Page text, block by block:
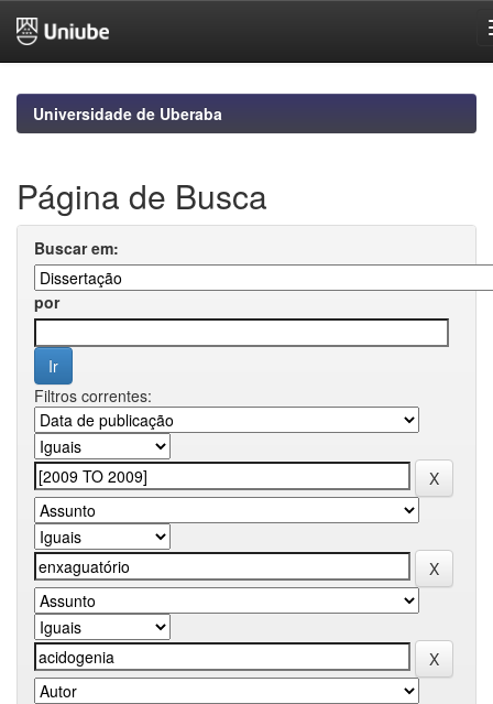
navigationUniversidade de Uberaba
Página de Busca
Buscar em:
por
Filtros correntes: